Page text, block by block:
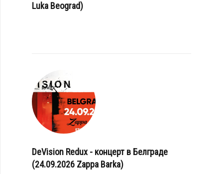
Luka Beograd)
DeVision Redux - концерт в Белграде
(24.09.2026 Zappa Barka)